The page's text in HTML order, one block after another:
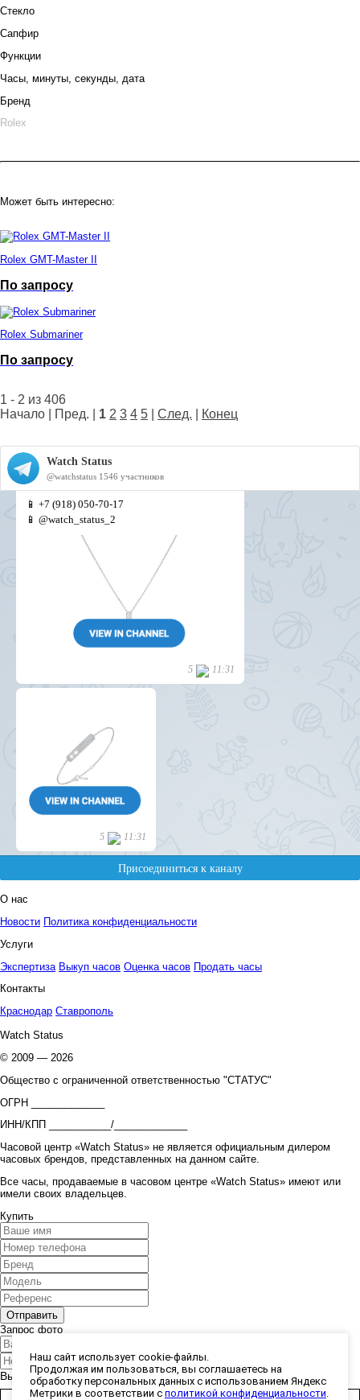
Стекло
Сапфир
Функции
Часы, минуты, секунды, дата
Бренд
Rolex
Может быть интересно:
Rolex GMT-Master II
По запросу
Rolex Submariner
По запросу
1 - 2 из 406
Начало | Пред. | 1 2 3 4 5 След. Конец
О нас
Новости Политика конфиденциальности
Услуги
Экспертиза Выкуп часов Оценка часов Продать часы
Контакты
Краснодар Ставрополь
Watch Status
© 2009 — 2026
Общество с ограниченной ответственностью "СТАТУС"
ОГРН _____________
ИНН/КПП ___________/_____________
Часовой центр «Watch Status» не является официальным дилером
часовых брендов, представленных на данном сайте.
Все часы, продаваемые в часовом центре «Watch Status» имеют или
имели своих владельцев.
Купить
Запрос фото
Выберите способ получения фото:
Наш сайт использует cookie-файлы.
Продолжая им пользоваться, вы соглашаетесь на
обработку персональных данных с использованием Яндекс
Метрики в соответствии с политикой конфиденциальности.